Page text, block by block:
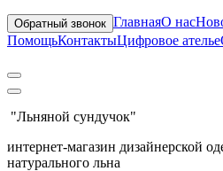
Обратный звонок ГлавнаяО нас
ПомощьКонтактыЦифровое ателье
"Льняной сундучок"
интернет-магазин дизайнерской
натурального льна